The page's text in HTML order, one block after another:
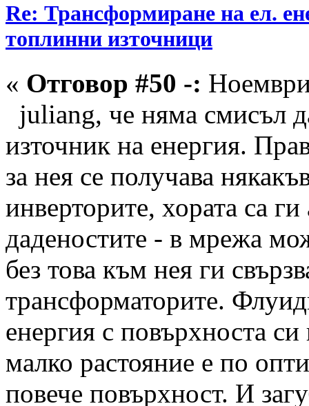
Re: Трансформиране на ел.
топлинни източници
« Отговор #50 -:
juliang, че няма смисъл
източник на енергия.
за нея се получава
инверторите, хората са
даденостите - в мрежа
без това към нея ги
трансформаторите.
енергия с повърхноста
малко растояние е по
повече повърхност. И